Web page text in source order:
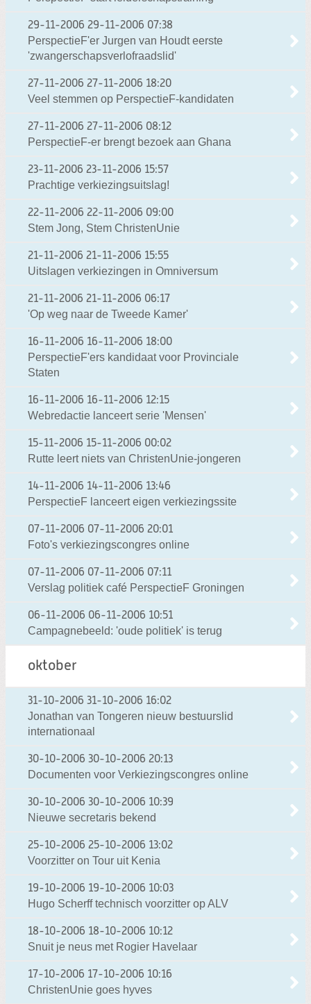
29-11-2006 29-11-2006 07:38
PerspectieF'er Jurgen van Houdt eerste
'zwangerschapsverlofraadslid'
27-11-2006 27-11-2006 18:20
Veel stemmen op PerspectieF-kandidaten
27-11-2006 27-11-2006 08:12
PerspectieF-er brengt bezoek aan Ghana
23-11-2006 23-11-2006 15:57
Prachtige verkiezingsuitslag!
22-11-2006 22-11-2006 09:00
Stem Jong, Stem ChristenUnie
21-11-2006 21-11-2006 15:55
Uitslagen verkiezingen in Omniversum
21-11-2006 21-11-2006 06:17
'Op weg naar de Tweede Kamer'
16-11-2006 16-11-2006 18:00
PerspectieF'ers kandidaat voor Provinciale
Staten
16-11-2006 16-11-2006 12:15
Webredactie lanceert serie 'Mensen'
15-11-2006 15-11-2006 00:02
Rutte leert niets van ChristenUnie-jongeren
14-11-2006 14-11-2006 13:46
PerspectieF lanceert eigen verkiezingssite
07-11-2006 07-11-2006 20:01
Foto's verkiezingscongres online
07-11-2006 07-11-2006 07:11
Verslag politiek café PerspectieF Groningen
06-11-2006 06-11-2006 10:51
Campagnebeeld: 'oude politiek' is terug
oktober
31-10-2006 31-10-2006 16:02
Jonathan van Tongeren nieuw bestuurslid
internationaal
30-10-2006 30-10-2006 20:13
Documenten voor Verkiezingscongres online
30-10-2006 30-10-2006 10:39
Nieuwe secretaris bekend
25-10-2006 25-10-2006 13:02
Voorzitter on Tour uit Kenia
19-10-2006 19-10-2006 10:03
Hugo Scherff technisch voorzitter op ALV
18-10-2006 18-10-2006 10:12
Snuit je neus met Rogier Havelaar
17-10-2006 17-10-2006 10:16
ChristenUnie goes hyves